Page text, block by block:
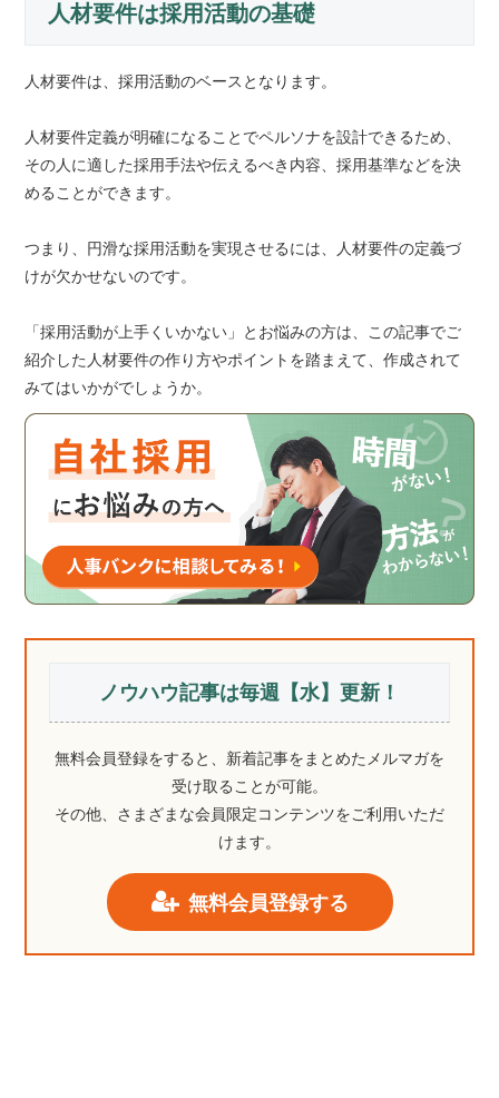
人材要件は採用活動の基礎
人材要件は、採用活動のベースとなります。
人材要件定義が明確になることでペルソナを設計できるため、
その人に適した採用手法や伝えるべき内容、採用基準などを決
めることができます。
つまり、円滑な採用活動を実現させるには、人材要件の定義づ
けが欠かせないのです。
「採用活動が上手くいかない」とお悩みの方は、この記事でご
紹介した人材要件の作り方やポイントを踏まえて、作成されて
みてはいかがでしょうか。
ノウハウ記事は毎週【水】更新！
無料会員登録をすると、新着記事をまとめたメルマガを
受け取ることが可能。
その他、さまざまな会員限定コンテンツをご利用いただ
けます。
無料会員登録する